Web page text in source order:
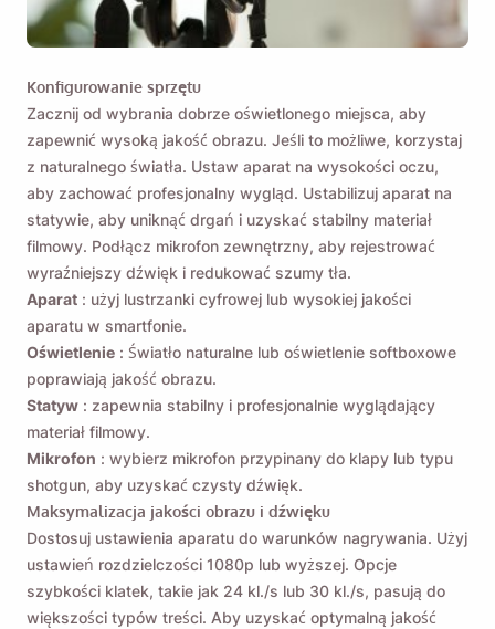
Konfigurowanie sprzętu
Zacznij od wybrania dobrze oświetlonego miejsca, aby
zapewnić wysoką jakość obrazu. Jeśli to możliwe, korzystaj
z naturalnego światła. Ustaw aparat na wysokości oczu,
aby zachować profesjonalny wygląd. Ustabilizuj aparat na
statywie, aby uniknąć drgań i uzyskać stabilny materiał
filmowy. Podłącz mikrofon zewnętrzny, aby rejestrować
wyraźniejszy dźwięk i redukować szumy tła.
Aparat : użyj lustrzanki cyfrowej lub wysokiej jakości
aparatu w smartfonie.
Oświetlenie : Światło naturalne lub oświetlenie softboxowe
poprawiają jakość obrazu.
Statyw : zapewnia stabilny i profesjonalnie wyglądający
materiał filmowy.
Mikrofon : wybierz mikrofon przypinany do klapy lub typu
shotgun, aby uzyskać czysty dźwięk.
Maksymalizacja jakości obrazu i dźwięku
Dostosuj ustawienia aparatu do warunków nagrywania. Użyj
ustawień rozdzielczości 1080p lub wyższej. Opcje
szybkości klatek, takie jak 24 kl./s lub 30 kl./s, pasują do
większości typów treści. Aby uzyskać optymalną jakość
Przypomnij mi 🔔
Wyślij sobie przypomnienie o pobraniu Viddly,
gdy wrócisz do komputera z systemem MacOS
lub Windows.
Name
Email
Zaznaczając tę ​​opcję zgadzasz się z naszą
Prywatności.
Wysłać